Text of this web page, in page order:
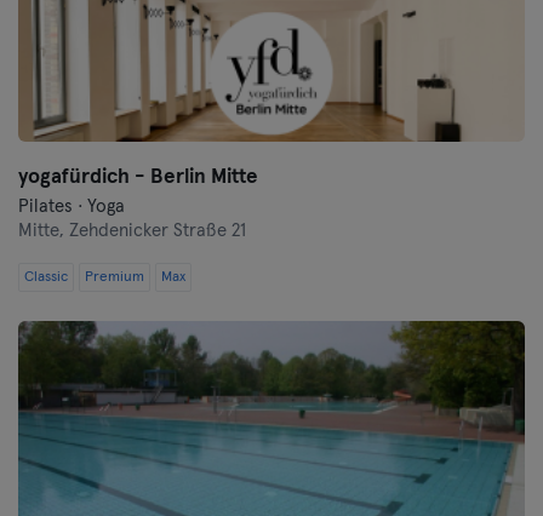
yogafürdich - Berlin Mitte
Pilates · Yoga
Mitte, Zehdenicker Straße 21
Classic Premium Max
Hanau
Hannover
Ingolstadt
Karlsruhe
Kassel